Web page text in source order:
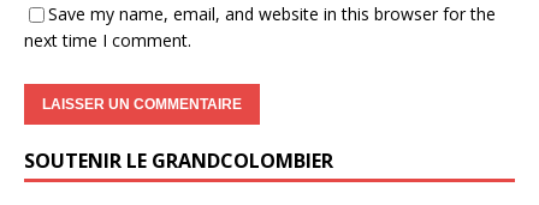
Save my name, email, and website in this browser for the
next time I comment.
SOUTENIR LE GRANDCOLOMBIER